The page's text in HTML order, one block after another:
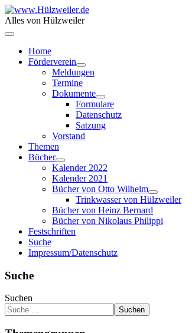
Alles von Hülzweiler
Home
Förderverein
Meldungen
Termine
Dokumente
Formulare
Datenschutz
Satzung
Vorstand
Themen
Bücher
Kalender 2022
Kalender 2021
Bücher von Otto Wilhelm
Trinkwasser von Hülzweiler
Bücher von Heinz Bernard
Bücher von Nikolaus Philippi
Festschriften
Suche
Impressum/Datenschutz
Suche
Suchen
Suchen